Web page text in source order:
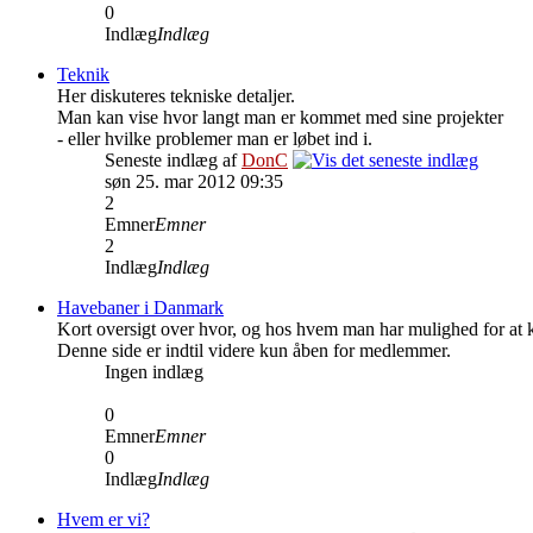
0
IndlægIndlæg
Teknik
Her diskuteres tekniske detaljer.
Man kan vise hvor langt man er kommet med sine projekter
- eller hvilke problemer man er løbet ind i.
Seneste indlæg afDonC
søn 25. mar 2012 09:35
2
EmnerEmner
2
IndlægIndlæg
Havebaner i Danmark
Kort oversigt over hvor, og hos hvem man har mulighed for at
Denne side er indtil videre kun åben for medlemmer.
Ingen indlæg
0
EmnerEmner
0
IndlægIndlæg
Hvem er vi?